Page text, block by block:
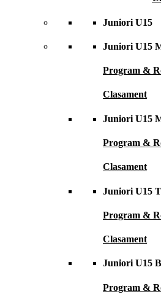
Juniori U15
Juniori U15
Program &
Clasament
Juniori U15
Program &
Clasament
Juniori U15
Program &
Clasament
Juniori U15
Program &